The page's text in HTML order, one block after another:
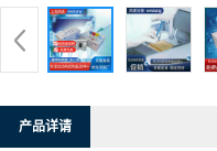
产品详请